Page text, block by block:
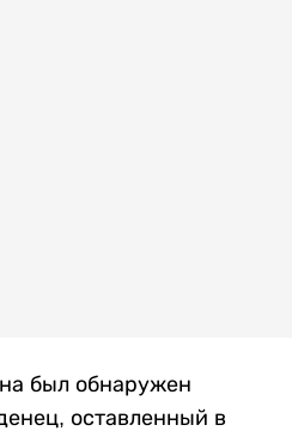
был обнаружен
оставленный в